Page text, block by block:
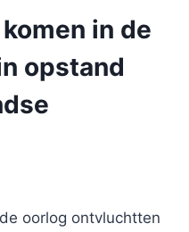
in de
opstand
oorlog ontvluchtten